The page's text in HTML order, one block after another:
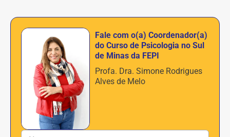
Fale com o(a) Coordenador(a)
do Curso de Psicologia no Sul
de Minas da FEPI
Profa. Dra. Simone Rodrigues
Alves de Melo